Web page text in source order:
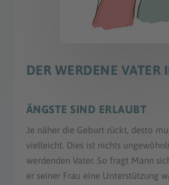
DER WERDENE VATER
ÄNGSTE SIND ERLAUBT
Je näher die Geburt rückt, desto
vielleicht. Dies ist nichts
werdenden Vater. So fragt Mann
er seiner Frau eine Unterstützung